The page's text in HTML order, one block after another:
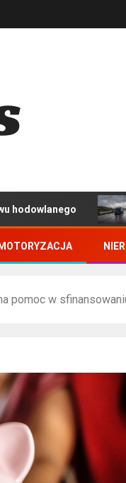
Używany
MOTORYZACJA
pomoc w